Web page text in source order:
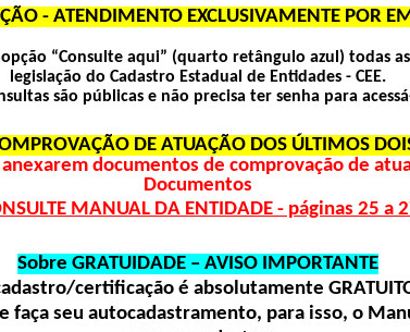
- ATENDIMENTO EXCLUSIVAMENTE POR
“Consulte aqui” (quarto retângulo azul) todas
legislação do Cadastro Estadual de Entidades - CEE.
são públicas e não precisa ter senha para
DE ATUAÇÃO DOS ÚLTIMOS
documentos de comprovação de
Documentos
MANUAL DA ENTIDADE - páginas 25 a
Sobre GRATUIDADE – AVISO IMPORTANTE
certificação é absolutamente
faça seu autocadastramento, para isso, o